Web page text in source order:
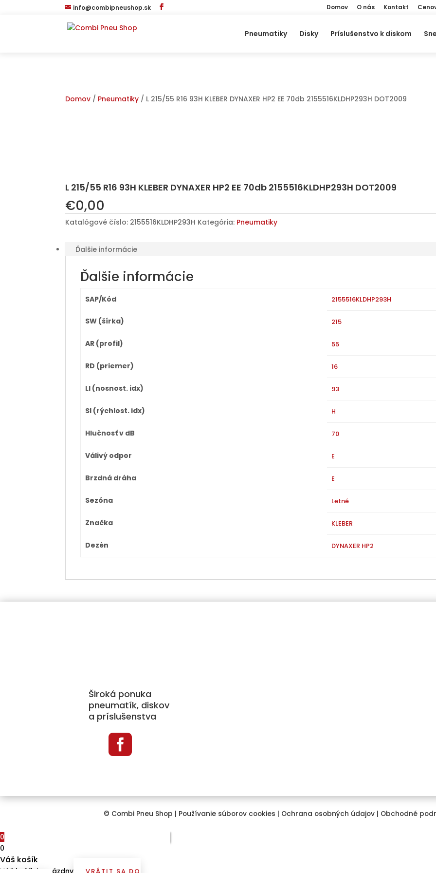
info@combipneushop.sk Domov O nás Kontakt
Pneumatiky Disky Príslušenstvo k diskom
Domov / Pneumatiky / L 215/55 R16 93H KLEBER DYNAXER HP2 EE 70db 2155516KLDHP293H DOT2009
L 215/55 R16 93H KLEBER DYNAXER HP2 EE 70db 2155516KLDHP293H DOT2009
€0,00
Katalógové číslo: 2155516KLDHP293H Kategória: Pneumatiky
Ďalšie informácie
Ďalšie informácie
SAP/Kód 2155516KLDHP293H
SW (šírka) 215
AR (profil) 55
RD (priemer) 16
LI (nosnost. idx) 93
SI (rýchlost. idx) H
Hlučnosť v dB 70
Válivý odpor E
Brzdná dráha E
Sezóna Letné
Značka KLEBER
Dezén DYNAXER HP2
Široká ponuka
pneumatík, diskov
a príslušenstva

© Combi Pneu Shop | Používanie súborov cookies | Ochrana osobných údajov | Obchodné
0
0
Váš košík
Váš košík je prázdny